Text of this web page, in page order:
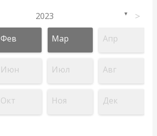
2023 ▼ >
Фев Мар Апр
Июн Июл Авг
Окт Ноя Дек